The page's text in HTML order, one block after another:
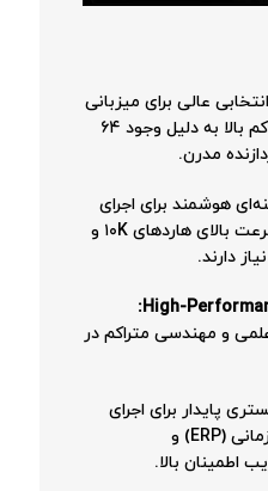
انتخابی عالی برای میزبانی
ماشین‌های مجازی با تراکم بالا به دلیل وجود ۶۴
هوشمند برای اجرای
پایگاه‌های داده که به سرعت بالای هاردهای ۱۰K و
دارند.
High-
و مهندسی متراکم در
پایدار برای اجرای
نرم‌افزارهای یکپارچه سازمانی (ERP) و
اطمینان بالا.